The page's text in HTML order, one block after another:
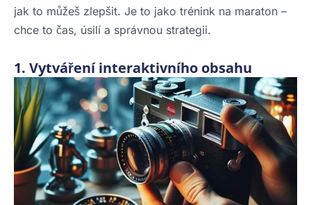
jak to můžeš zlepšit. Je to jako trénink na maraton –
chce to čas, úsilí a správnou strategii.
1. Vytváření interaktivního obsahu